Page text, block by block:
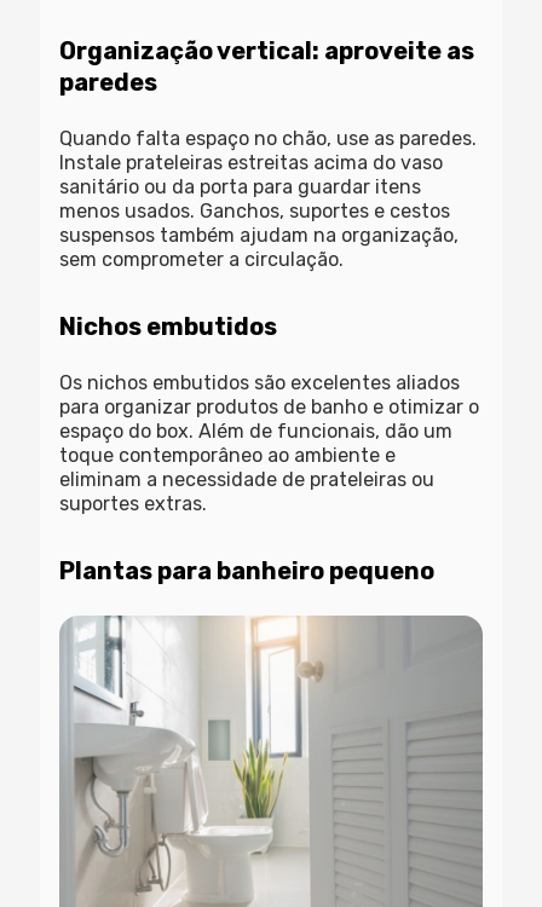
Organização vertical: aproveite as
paredes
Quando falta espaço no chão, use as paredes.
Instale prateleiras estreitas acima do vaso
sanitário ou da porta para guardar itens
menos usados. Ganchos, suportes e cestos
suspensos também ajudam na organização,
sem comprometer a circulação.
Nichos embutidos
Os nichos embutidos são excelentes aliados
para organizar produtos de banho e otimizar o
espaço do box. Além de funcionais, dão um
toque contemporâneo ao ambiente e
eliminam a necessidade de prateleiras ou
suportes extras.
Plantas para banheiro pequeno